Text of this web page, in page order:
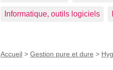
Informatique, outils logiciels
Accueil > Gestion pure et dure >